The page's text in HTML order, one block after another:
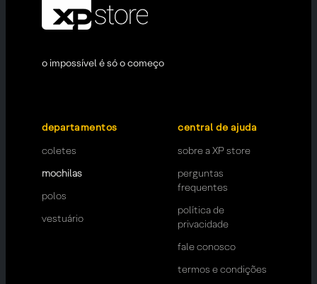
o impossível é só o começo
departamentos
coletes
mochilas
polos
vestuário
central de ajuda
sobre a XP store
perguntas
frequentes
política de
privacidade
fale conosco
termos e condições